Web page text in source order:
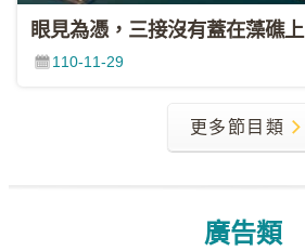
眼見為憑，三接沒有蓋在藻礁上
110-11-29
更多節目類
廣告類